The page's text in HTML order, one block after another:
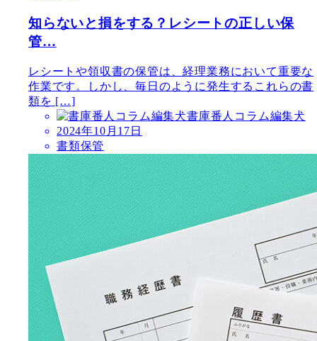
知らないと損をする？レシートの正しい保
管…
レシートや領収書の保管は、経理業務において重要な
作業です。しかし、毎日のように発生するこれらの書
類を […]
書庫番人コラム編集犬
2024年10月17日
書類保管